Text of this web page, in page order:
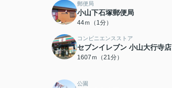
郵便局
小山下石塚郵便局
44ｍ（1分）
コンビニエンスストア
セブンイレブン 小山大行寺店
1607ｍ（21分）
公園